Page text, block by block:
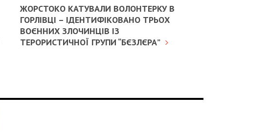
ЖОРСТОКО КАТУВАЛИ ВОЛОНТЕРКУ В
ГОРЛІВЦІ – ІДЕНТИФІКОВАНО ТРЬОХ
ВОЄННИХ ЗЛОЧИНЦІВ ІЗ
ТЕРОРИСТИЧНОЇ ГРУПИ “БЄЗЛЄРА”